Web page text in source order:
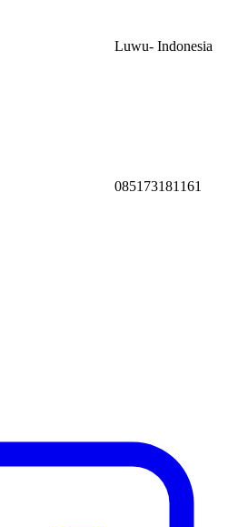
Luwu- Indonesia
085173181161